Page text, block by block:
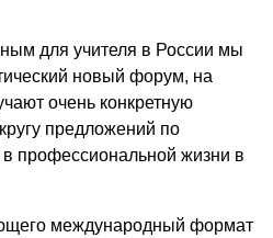
для учителя в России мы
новый форум, на
очень конкретную
предложений по
профессиональной жизни в
международный формат